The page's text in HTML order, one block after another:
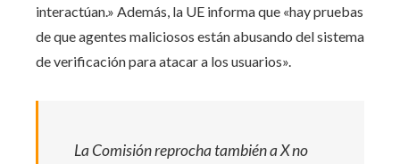
interactúan.» Además, la UE informa que «hay pruebas
de que agentes maliciosos están abusando del sistema
de verificación para atacar a los usuarios».
La Comisión reprocha también a X no